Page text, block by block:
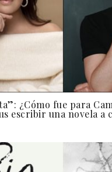
¿Cómo fue para
escribir una novela a